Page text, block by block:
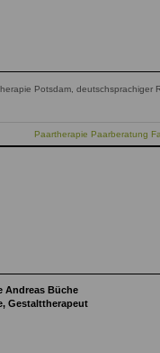
Potsdam, deutschsprachiger
Paartherapie Paarberatung
Andreas Büche
Gestalttherapeut